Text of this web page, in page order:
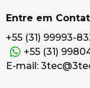
Entre em
+55 (31) 99993-
+55 (31)
E-mail: